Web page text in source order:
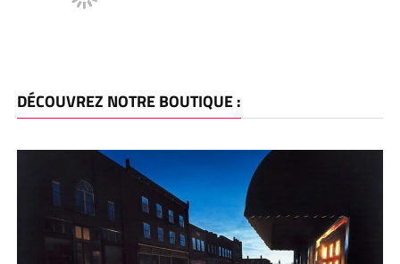
DÉCOUVREZ NOTRE BOUTIQUE :